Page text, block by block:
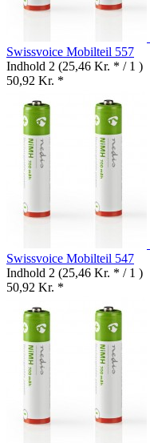
Swissvoice Mobilteil 557
Indhold 2 (25,46 Kr. * / 1 )
50,92 Kr. *
Swissvoice Mobilteil 547
Indhold 2 (25,46 Kr. * / 1 )
50,92 Kr. *